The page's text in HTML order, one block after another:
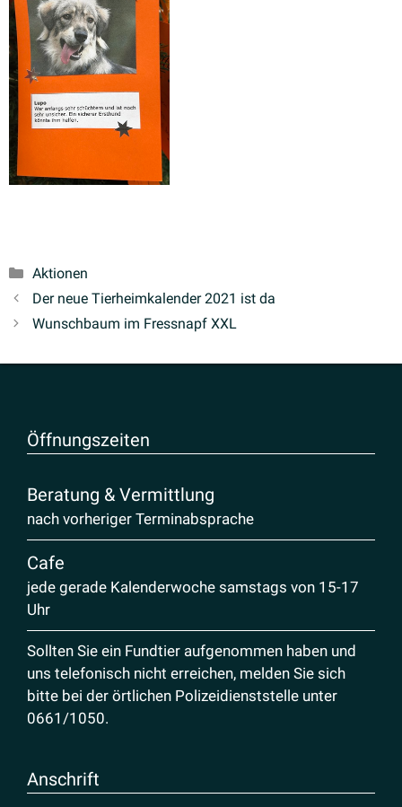
Kategorien
Aktionen
Der neue Tierheim­ka­lender 2021 ist da
Wunschbaum im Fressnapf XXL
Öffnungs­zeiten
Beratung & Vermittlung
nach vorheriger Terminabsprache
Cafe
jede gerade Kalenderwoche samstags von 15-17
Uhr
Sollten Sie ein Fundtier aufgenommen haben und
uns telefonisch nicht erreichen, melden Sie sich
bitte bei der örtlichen Polizeidienststelle unter
0661/1050.
Anschrift